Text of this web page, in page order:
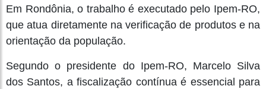
Em Rondônia, o trabalho é executado pelo Ipem-RO,
que atua diretamente na verificação de produtos e na
orientação da população.
Segundo o presidente do Ipem-RO, Marcelo Silva
dos Santos, a fiscalização contínua é essencial para